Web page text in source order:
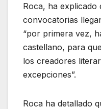
Roca, ha explicado
convocatorias
“por primera vez,
castellano, para
los creadores
excepciones”.
Roca ha detallado